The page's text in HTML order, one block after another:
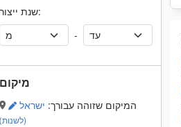
שנת ייצור:
-
מיקום
המיקום שזוהה עבורך: ישראל
(לשנות)